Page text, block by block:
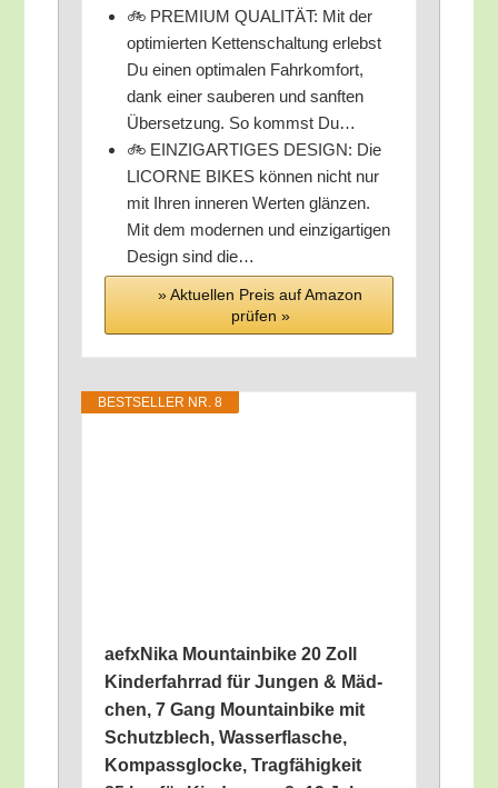
🚲 PREMIUM QUALITÄT: Mit der
opti­mier­ten Ket­ten­schal­tung erlebst
Du einen opti­ma­len Fahr­kom­fort,
dank einer sau­be­ren und sanf­ten
Über­set­zung. So kommst Du…
🚲 EINZIGARTIGES DESIGN: Die
LICORNE BIKES kön­nen nicht nur
mit Ihren inne­ren Wer­ten glän­zen.
Mit dem moder­nen und ein­zig­ar­ti­gen
Design sind die…
» Aktu­el­len Preis auf Ama­zon
prü­fen »
BEST­SEL­LER NR. 8
aefx­Ni­ka Moun­tain­bike 20 Zoll
Kin­der­fahr­rad für Jun­gen & Mäd­
chen, 7 Gang Moun­tain­bike mit
Schutz­blech, Was­ser­fla­sche,
Kom­pass­glo­cke, Trag­fä­hig­keit